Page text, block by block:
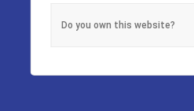
Do you own this website?